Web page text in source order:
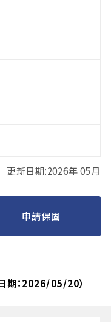
更新日期:2026年 05月
申請保固
期：2026/05/20）